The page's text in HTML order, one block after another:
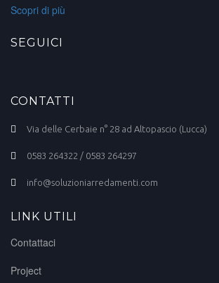
Scopri di più
SEGUICI
CONTATTI
Via delle Cerbaie n° 28 ad Altopascio (Lucca)
0583 264322 / 0583 264297
info@soluzioniarredamenti.com
LINK UTILI
Contattaci
Project